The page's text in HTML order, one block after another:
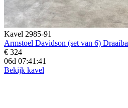
Kavel 2985-91
Armstoel Davidson (set van 6)
€ 324
06d 07:41:39
Bekijk kavel